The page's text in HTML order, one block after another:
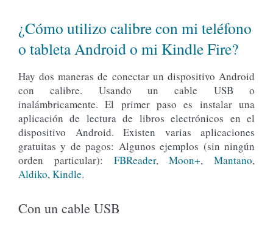
¿Cómo utilizo calibre con mi teléfono
o tableta Android o mi Kindle Fire?
Hay dos maneras de conectar un dispositivo Android
con calibre. Usando un cable USB o
inalámbricamente. El primer paso es instalar una
aplicación de lectura de libros electrónicos en el
dispositivo Android. Existen varias aplicaciones
gratuitas y de pagos: Algunos ejemplos (sin ningún
orden particular): FBReader,Moon+, Mantano,
Aldiko,Kindle.
Con un cable USB